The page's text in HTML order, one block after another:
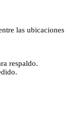
las ubicaciones
respaldo.